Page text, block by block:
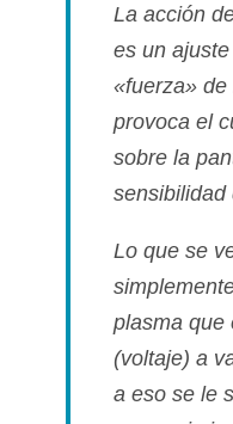
La acción
es un
«fuerza»
provoca el
sobre la
sensibilidad
Lo que se
plasma que
(voltaje) a
a eso se le